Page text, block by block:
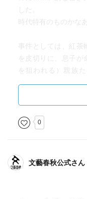
した。
時代特有のものかなあ
事件としては、紅
を皮切りに、息子が
を狙われる）親族
それを紐解くには、
まつわる謎の解明
た。
っ葉事件にまで話題
思っていたら……案
もうひとひねりある
0
文藝春秋公式さん